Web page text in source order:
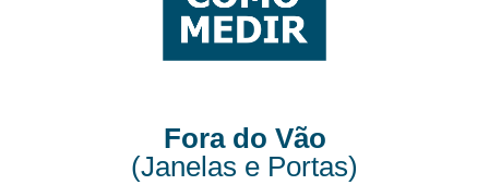
Fora do Vão
(Janelas e Portas)